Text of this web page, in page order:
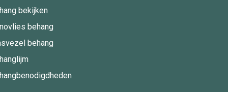
bekijken
behang
behang